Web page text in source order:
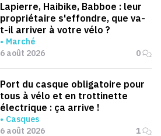
Lapierre, Haibike, Babboe : leur
propriétaire s'effondre, que va-
t-il arriver à votre vélo ?
Marché
6 août 2026
0
Port du casque obligatoire pour
tous à vélo et en trottinette
électrique : ça arrive !
Casques
6 août 2026
1